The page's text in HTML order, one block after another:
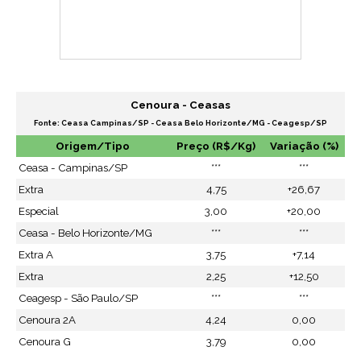
Cenoura - Ceasas
Fonte: Ceasa Campinas/SP - Ceasa Belo Horizonte/MG - Ceagesp/SP
Origem/Tipo Preço (R$/Kg)
Variação (%)
Ceasa - Campinas/SP
***
***
Extra
4,75
+26,67
Especial
3,00
+20,00
Ceasa - Belo Horizonte/MG
***
***
Extra A
3,75
+7,14
Extra
2,25
+12,50
Ceagesp - São Paulo/SP
***
***
Cenoura 2A
4,24
0,00
Cenoura G
3,79
0,00